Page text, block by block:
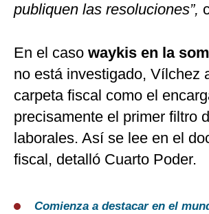
publiquen las resoluciones”,
En el caso waykis en la
no está investigado, Vílchez
carpeta fiscal como el
precisamente el primer filtro
laborales. Así se lee en el
fiscal, detalló Cuarto Poder.
Comienza a destacar en el